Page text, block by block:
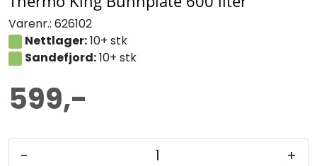
Varenr.: 626102
Nettlager:10+ stk
Sandefjord:10+ stk
599,-
- +